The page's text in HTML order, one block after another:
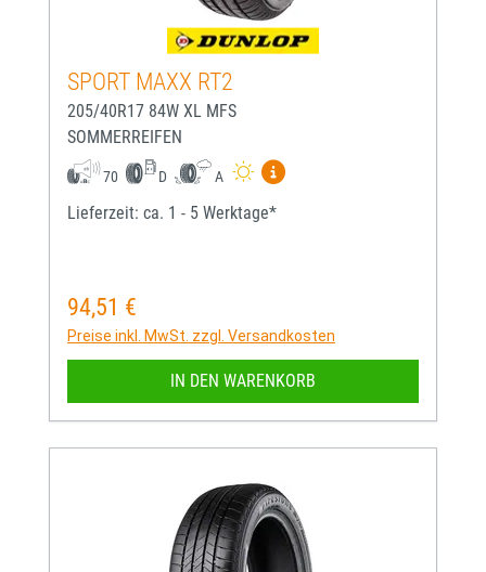
SPORT MAXX RT2
205/40R17 84W XL MFS
SOMMERREIFEN
70 D A
Mehr Informationen zum
Lieferzeit: ca. 1 - 5 Werktage*
Regulärer Preis:
94,51 €
Preise inkl. MwSt. zzgl. Versandkosten
IN DEN WARENKORB